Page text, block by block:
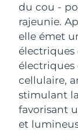
du cou -
rajeunie.
elle émet
électriques
cellulaire,
stimulant
favorisant
et